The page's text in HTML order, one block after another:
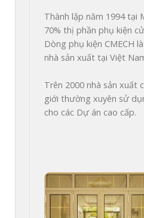
Thành lập năm 1994 tại
70% thị phần phụ kiện
Dòng phụ kiện CMECH
nhà sản xuất tại Việt
Trên 2000 nhà sản xuất
giới thường xuyên sử
cho các Dự án cao cấp.